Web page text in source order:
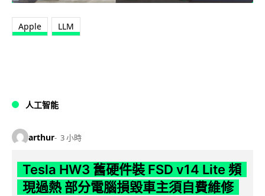
Apple LLM
人工智能
arthur 3 小時
Tesla HW3 舊硬件裝 FSD v14 Lite 頻
現過熱 部分電腦損毀車主須自費維修